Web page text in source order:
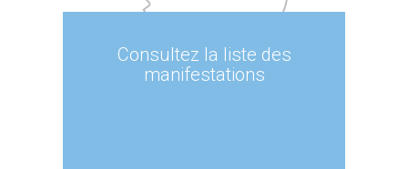
Consultez la liste des
manifestations